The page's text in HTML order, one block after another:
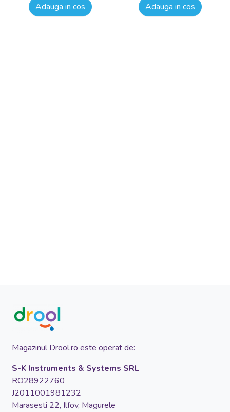
Adauga in cos
Adauga in cos
Magazinul Drool.ro este operat de:
S-K Instruments & Systems SRL
RO28922760
J2011001981232
Marasesti 22, Ilfov, Magurele